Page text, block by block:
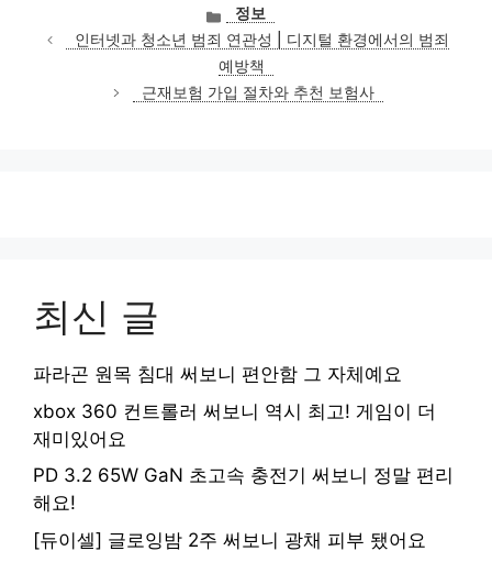
카
테
고
리
정보
인터넷과 청소년 범죄 연관성 | 디지털 환경에서의 범죄
예방책
근재보험 가입 절차와 추천 보험사
최신 글
파라곤 원목 침대 써보니 편안함 그 자체예요
xbox 360 컨트롤러 써보니 역시 최고! 게임이 더
재미있어요
PD 3.2 65W GaN 초고속 충전기 써보니 정말 편리
해요!
[듀이셀] 글로잉밤 2주 써보니 광채 피부 됐어요